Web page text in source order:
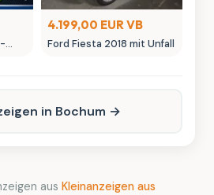
4.199,00 EUR VB
Ford Fiesta 2018 mit Unfall
in Bochum →
aus Kleinanzeigen aus